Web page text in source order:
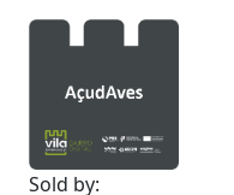
Sold by: